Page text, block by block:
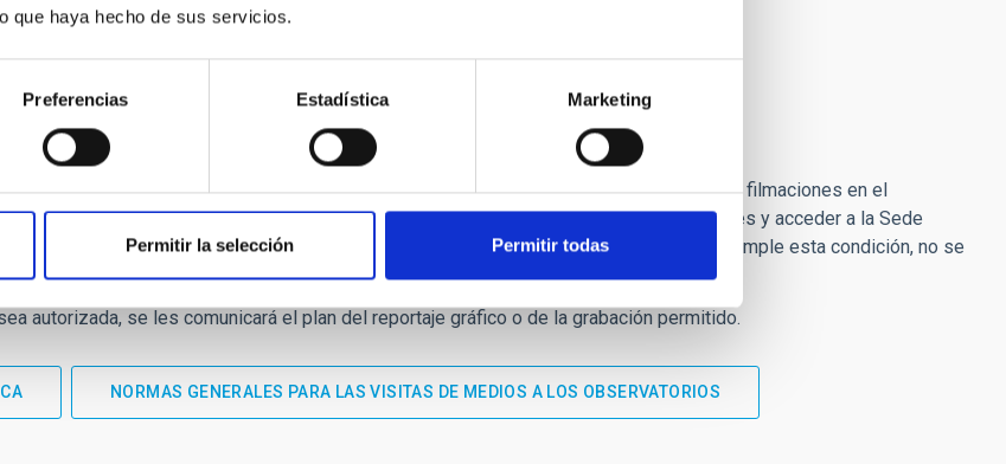
que haya hecho de sus servicios.
Preferencias Estadística Marketing
Permitir la selección Permitir todas
productoras y, en general, medios de comunicación que deseen realizar fotografías o filmaciones en el
el exterior como en el interior de sus instalaciones, deben consultar las normas generales y acceder a la Sede
deberá enviarse con una antelación de, al menos, QUINCE (15) días hábiles. Si no se cumple esta condición, no se
la visita.
autorizada, se les comunicará el plan del reportaje gráfico o de la grabación permitido.
NORMAS GENERALES PARA LAS VISITAS DE MEDIOS A LOS OBSERVATORIOS